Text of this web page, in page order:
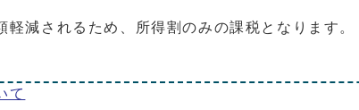
減されるため、所得割のみの課税となります。
て